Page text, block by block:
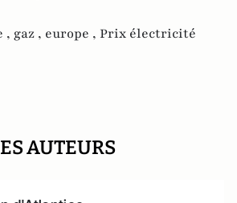
, gaz , europe , Prix électricité
AUTEURS